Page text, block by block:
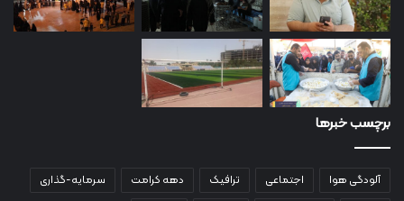
برچسب خبرها
آلودگی هوا اجتماعی ترافیک دهه کرامت
سرمایه-گذاری